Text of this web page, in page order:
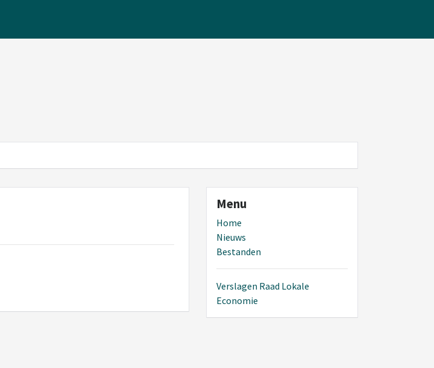
Menu
Home
Nieuws
Bestanden
Verslagen Raad Lokale
Economie